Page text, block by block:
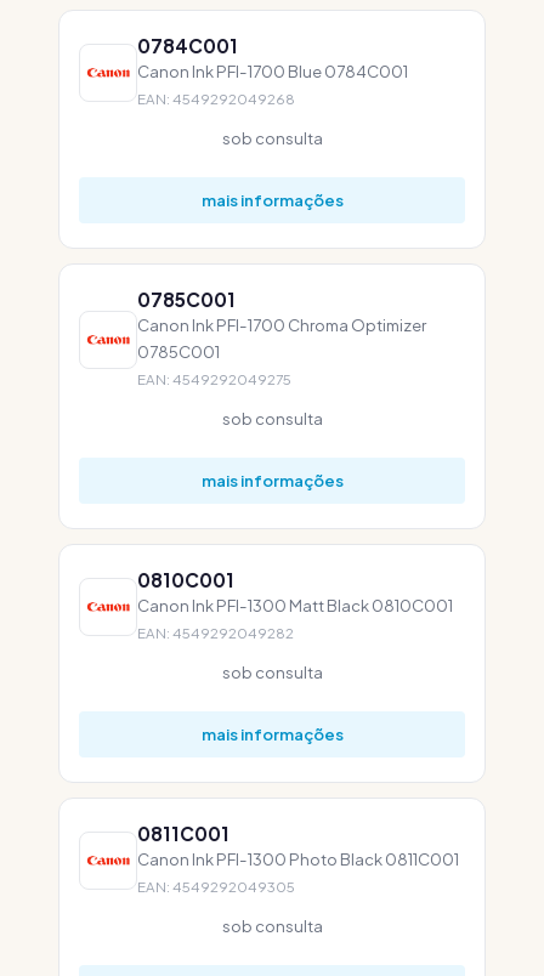
0784C001
Canon Ink PFI-1700 Blue 0784C001
EAN: 4549292049268
sob consulta
mais informações
0785C001
Canon Ink PFI-1700 Chroma Optimizer
0785C001
EAN: 4549292049275
sob consulta
mais informações
0810C001
Canon Ink PFI-1300 Matt Black 0810C001
EAN: 4549292049282
sob consulta
mais informações
0811C001
Canon Ink PFI-1300 Photo Black 0811C001
EAN: 4549292049305
sob consulta